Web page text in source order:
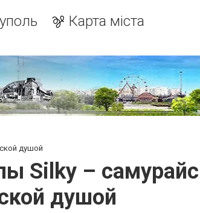
Карта міста
душой
Silky –
душой